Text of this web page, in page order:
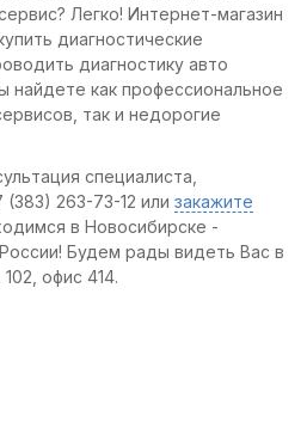
Легко! Интернет-магазин
диагностические
диагностику авто
найдете как профессиональное
так и недорогие
специалиста,
(383) 263-73-12 или закажите
в Новосибирске -
Будем рады видеть Вас в
офис 414.